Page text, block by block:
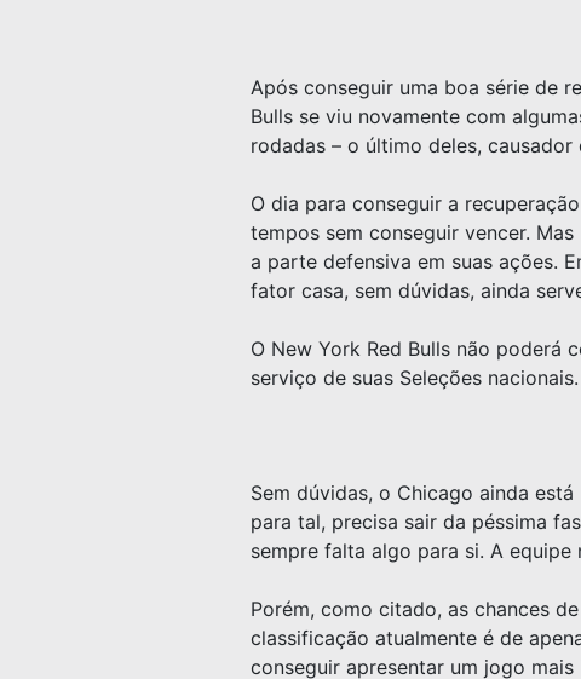
Após conseguir uma boa série de
Bulls se viu novamente com
rodadas – o último deles,
O dia para conseguir a
tempos sem conseguir vencer.
a parte defensiva em suas ações.
fator casa, sem dúvidas, ainda
O New York Red Bulls não poderá
serviço de suas Seleções nacionais.
Sem dúvidas, o Chicago ainda
para tal, precisa sair da péssima
sempre falta algo para si. A
Porém, como citado, as chances
classificação atualmente é de
conseguir apresentar um jogo